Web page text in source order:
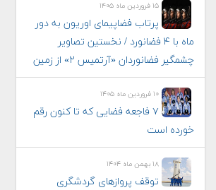
۱۵ فروردین ماه ۱۴۰۵
پرتاب فضاپیمای اوریون به دور
ماه با ۴ فضانورد / نخستین تصاویر
چشمگیر فضانوردان «آرتمیس ۲» از زمین
۱۰ فروردین ماه ۱۴۰۵
۷ فاجعه فضایی که تا کنون رقم
خورده است
۱۸ بهمن ماه ۱۴۰۴
توقف پروازهای گردشگری